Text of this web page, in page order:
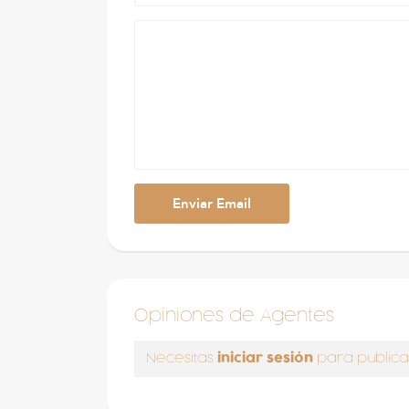
Opiniones de Agentes
Necesitas iniciar sesión para